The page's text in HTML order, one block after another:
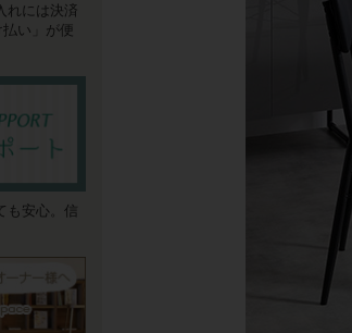
れには決済
い」が便
も安心。信